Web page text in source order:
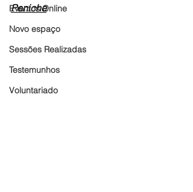
Eventos Online
Novo espaço
Sessões Realizadas
Testemunhos
Voluntariado
Peniche